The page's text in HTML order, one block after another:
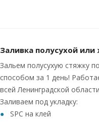
Заливка полусухой
Зальем полусухую стяжку
способом за 1 день!
всей Ленинградской области
Заливаем под укладку:
SPC на клей